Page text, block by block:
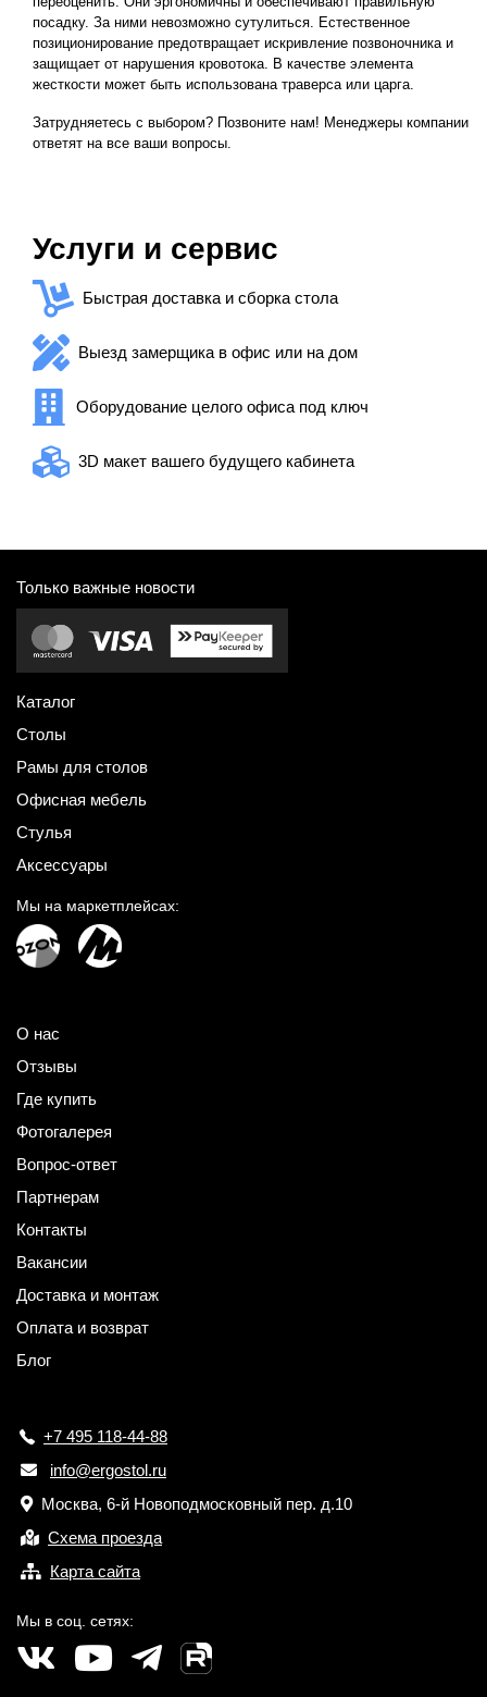
посадку. За ними невозможно сутулиться. Естественное
позиционирование предотвращает искривление позвоночника и
защищает от нарушения кровотока. В качестве элемента
жесткости может быть использована траверса или царга.
Затрудняетесь с выбором? Позвоните нам! Менеджеры компании
ответят на все ваши вопросы.
Услуги и сервис
Быстрая доставка и сборка стола
Выезд замерщика в офис или на дом
Оборудование целого офиса под ключ
3D макет вашего будущего кабинета
Только важные новости
Каталог
Столы
Рамы для столов
Офисная мебель
Стулья
Аксессуары
Мы на маркетплейсах:
О нас
Отзывы
Где купить
Фотогалерея
Вопрос-ответ
Партнерам
Контакты
Вакансии
Доставка и монтаж
Оплата и возврат
Блог
+7 495 118-44-88
info@ergostol.ru
Москва, 6-й Новоподмосковный пер. д.10
Схема проезда
Карта сайта
Мы в соц. сетях: